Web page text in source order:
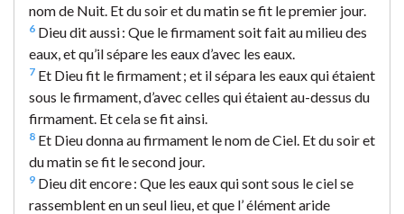
nom de Nuit. Et du soir et du matin se fit le premier jour.
6 Dieu dit aussi : Que le firmament soit fait au milieu des
eaux, et qu’il sépare les eaux d’avec les eaux.
7 Et Dieu fit le firmament ; et il sépara les eaux qui étaient
sous le firmament, d’avec celles qui étaient au-dessus du
firmament. Et cela se fit ainsi.
8 Et Dieu donna au firmament le nom de Ciel. Et du soir et
du matin se fit le second jour.
9 Dieu dit encore : Que les eaux qui sont sous le ciel se
rassemblent en un seul lieu, et que l’ élément aride